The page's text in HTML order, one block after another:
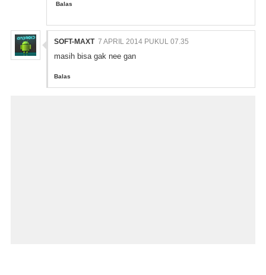
Balas
SOFT-MAXT 7 APRIL 2014 PUKUL 07.35
masih bisa gak nee gan
Balas